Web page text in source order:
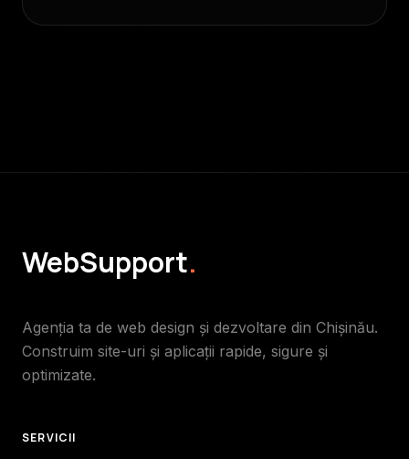
WebSupport.
Agenția ta de web design și dezvoltare din Chișinău.
Construim site-uri și aplicații rapide, sigure și
optimizate.
SERVICII